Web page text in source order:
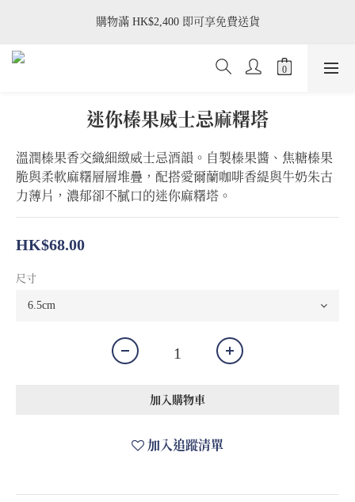
購物滿 HK$2,400 即可享免費送貨
購物滿 HK$2,400 即可享免費送貨
星期二/ 三只供應茉莉開心果塔、榛果威士忌塔、黑森林蛋糕、豆
腐柚子蛋糕、梅酒乳酪蛋糕
購物滿 HK$2,400 即可享免費送貨
迷你榛果威士忌麻糬塔
溫潤榛果香交織細緻威士忌酒韻。自製榛果醬、焦糖榛果
脆與柔軟麻糬層層堆疊，配搭愛爾蘭咖啡香緹與牛奶朱古
力薄片，濃郁卻不膩口的迷你麻糬塔。
HK$68.00
尺寸
加入購物車
加入追蹤清單